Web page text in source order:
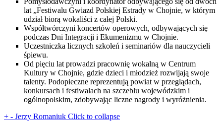
lat „Festiwalu Gwiazd Polskiej Estrady w Chojnie, w którym
udział biorą wokaliści z całej Polski.
Współtwórczyni koncertów operowych, odbywających się
podczas Dni Integracji i Ekumenizmu w Chojnie.
Uczestniczka licznych szkoleń i seminariów dla nauczycieli
śpiewu.
Od pięciu lat prowadzi pracownię wokalną w Centrum
Kultury w Chojnie, gdzie dzieci i młodzież rozwijają swoje
talenty. Podopieczne reprezentują powiat w przeglądach,
konkursach i festiwalach na szczeblu wojewódzkim i
ogólnopolskim, zdobywając liczne nagrody i wyróżnienia.
+ - Jerzy Romaniuk Click to collapse